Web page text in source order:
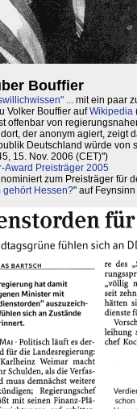
Bouffier
... mit ein paar
Volker Bouffier aufWikipedia
offenbar von
der anonym agiert, zeigt
Deutschland würde von
15. Nov. 2006 (CET)")
Award Preisträger 2005
zum Preisträger für
gehört Hessen?" auf